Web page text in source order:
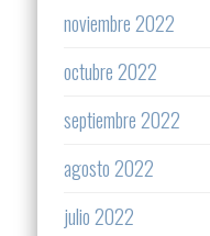
noviembre 2022
octubre 2022
septiembre 2022
agosto 2022
julio 2022